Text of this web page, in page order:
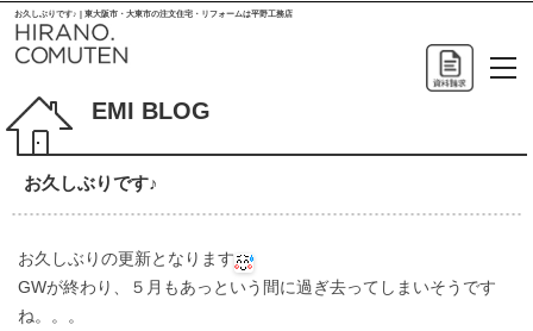
お久しぶりです♪ | 東大阪市・大東市の注文住宅・リフォームは平野工務店
EMI BLOG
お久しぶりです♪
お久しぶりの更新となります
GWが終わり、５月もあっという間に過ぎ去ってしまいそうです
ね。。。